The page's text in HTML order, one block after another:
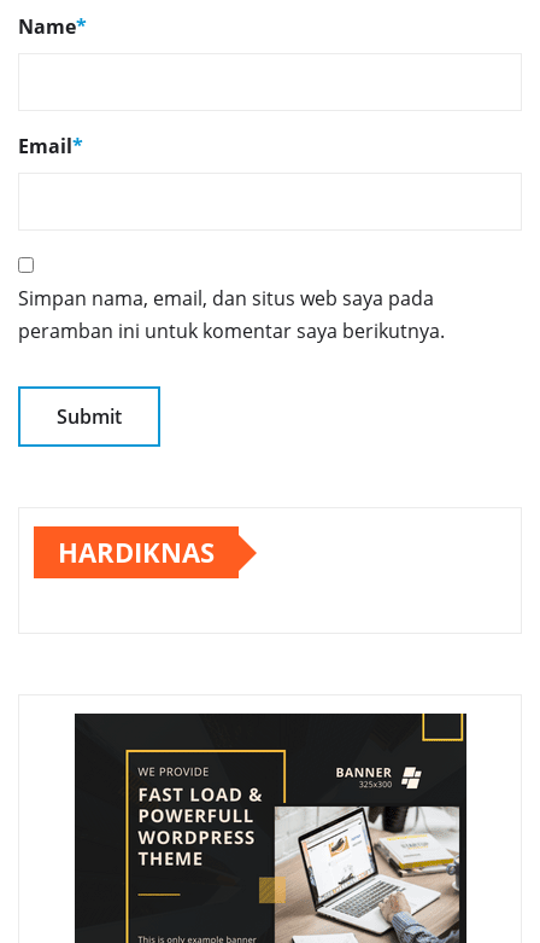
Name*
Email*
Simpan nama, email, dan situs web saya pada
peramban ini untuk komentar saya berikutnya.
HARDIKNAS